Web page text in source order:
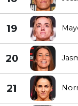
19
20
21